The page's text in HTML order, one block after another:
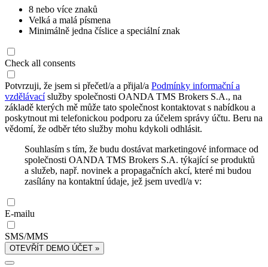
8 nebo více znaků
Velká a malá písmena
Minimálně jedna číslice a speciální znak
Check all consents
Potvrzuji, že jsem si přečetl/a a přijal/a Podmínky informační a
vzdělávacíslužby společnosti OANDA TMS Brokers S.A., na
základě kterých mě může tato společnost kontaktovat s nabídkou a
poskytnout mi telefonickou podporu za účelem správy účtu. Beru na
vědomí, že odběr této služby mohu kdykoli odhlásit.
Souhlasím s tím, že budu dostávat marketingové informace od
společnosti OANDA TMS Brokers S.A. týkající se produktů
a služeb, např. novinek a propagačních akcí, které mi budou
zasílány na kontaktní údaje, jež jsem uvedl/a v:
E-mailu
SMS/MMS
OTEVŘÍT DEMO ÚČET »